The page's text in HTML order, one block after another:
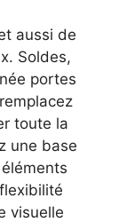
aussi de
Soldes,
portes
toute la
une base
visuelle